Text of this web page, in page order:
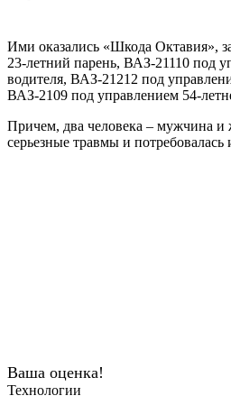
Ими оказались «Шкода Октавия»,
23-летний парень, ВАЗ-21110 под
водителя, ВАЗ-21212 под
ВАЗ-2109 под управлением 54-
Причем, два человека – мужчина
серьезные травмы и потребовалась
Ваша оценка!
Технологии